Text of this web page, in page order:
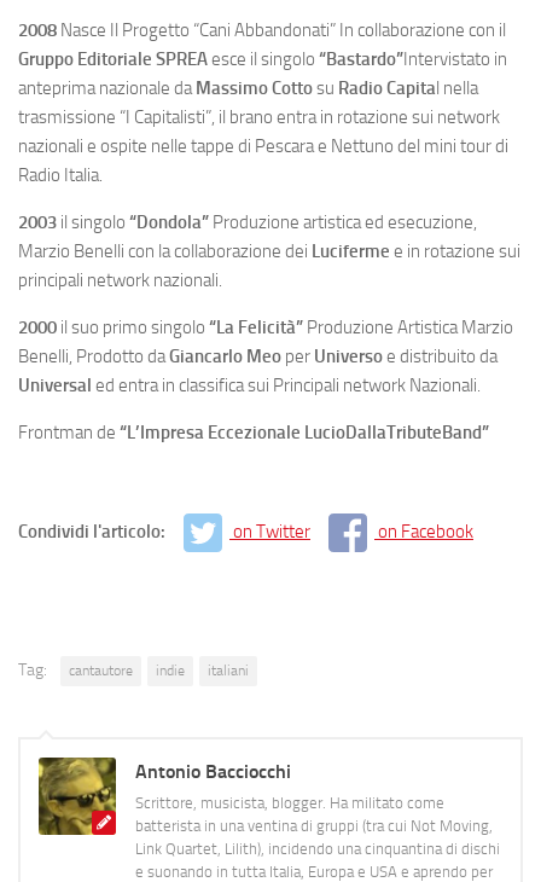
2008 Nasce Il Progetto “Cani Abbandonati” In collaborazione con il
Gruppo Editoriale SPREAesce il singolo “Bastardo”Intervistato in
anteprima nazionale daMassimo Cottosu Radio Capital nella
trasmissione “I Capitalisti”, il brano entra in rotazione sui network
nazionali e ospite nelle tappe di Pescara e Nettuno del mini tour di
Radio Italia.
2003 il singolo “Dondola” Produzione artistica ed esecuzione,
Marzio Benelli con la collaborazione dei Luciferme e in rotazione sui
principali network nazionali.
2000 il suo primo singolo “La Felicità” Produzione Artistica Marzio
Benelli, Prodotto daGiancarlo Meo per Universoe distribuito da
Universal ed entra in classifica sui Principali network Nazionali.
Frontman de “L’Impresa Eccezionale LucioDallaTributeBand”
Condividi l'articolo: on Twitter on Facebook
Tag: cantautore indie italiani
Antonio Bacciocchi
Scrittore, musicista, blogger. Ha militato come
batterista in una ventina di gruppi (tra cui Not Moving,
Link Quartet, Lilith), incidendo una cinquantina di dischi
e suonando in tutta Italia, Europa e USA e aprendo per